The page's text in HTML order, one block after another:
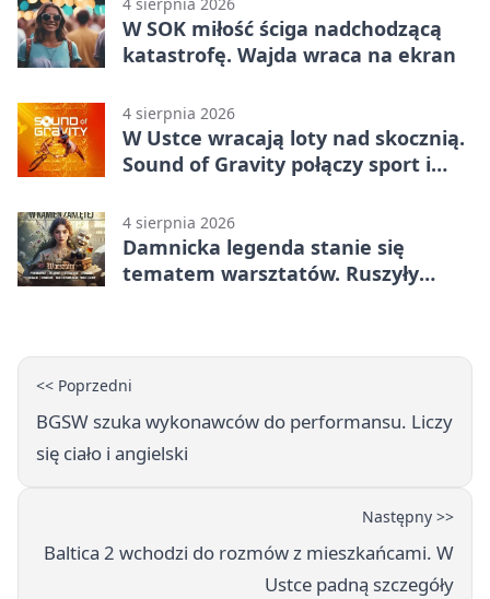
4 sierpnia 2026
W SOK miłość ściga nadchodzącą
katastrofę. Wajda wraca na ekran
4 sierpnia 2026
W Ustce wracają loty nad skocznią.
Sound of Gravity połączy sport i
4 sierpnia 2026
Damnicka legenda stanie się
tematem warsztatów. Ruszyły
<< Poprzedni
BGSW szuka wykonawców do performansu. Liczy
się ciało i angielski
Następny >>
Baltica 2 wchodzi do rozmów z mieszkańcami. W
Ustce padną szczegóły